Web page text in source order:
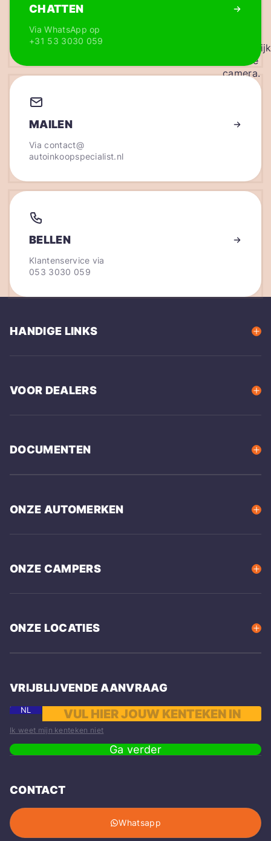
CHATTEN
Via WhatsApp op
+31 53 3030 059
MAILEN
Viacontact@
autoinkoopspecialist.nl
BELLEN
Klantenservice via
053 3030 059
HANDIGE LINKS
VOOR DEALERS
DOCUMENTEN
ONZE AUTOMERKEN
ONZE CAMPERS
ONZE LOCATIES
VRIJBLIJVENDE AANVRAAG
NL
Ik weet mijn kenteken niet
Ga verder
CONTACT
Whatsapp